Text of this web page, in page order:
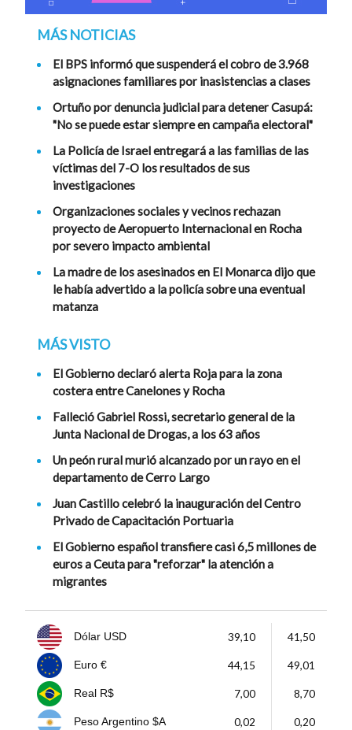
MÁS NOTICIAS
El BPS informó que suspenderá el cobro de 3.968
asignaciones familiares por inasistencias a clases
Ortuño por denuncia judicial para detener Casupá:
"No se puede estar siempre en campaña electoral"
La Policía de Israel entregará a las familias de las
víctimas del 7-O los resultados de sus
investigaciones
Organizaciones sociales y vecinos rechazan
proyecto de Aeropuerto Internacional en Rocha
por severo impacto ambiental
La madre de los asesinados en El Monarca dijo que
le había advertido a la policía sobre una eventual
matanza
MÁS VISTO
El Gobierno declaró alerta Roja para la zona
costera entre Canelones y Rocha
Falleció Gabriel Rossi, secretario general de la
Junta Nacional de Drogas, a los 63 años
Un peón rural murió alcanzado por un rayo en el
departamento de Cerro Largo
Juan Castillo celebró la inauguración del Centro
Privado de Capacitación Portuaria
El Gobierno español transfiere casi 6,5 millones de
euros a Ceuta para "reforzar" la atención a
migrantes
Dólar USD 39,10 41,50
Euro € 44,15 49,01
Real R$ 7,00 8,70
Peso Argentino $A 0,02 0,20